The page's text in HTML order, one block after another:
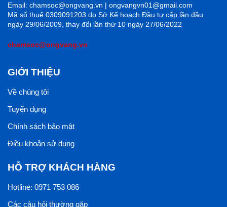
dùng để ốp lát. Đối với các công trình mang tính hiện
đại, sang trọng sẽ phù hợp các mẫu gạch vân đá, vân
gạch vân gỗ cho các công trình thiên hướng về tự nhiên,
5. Mua gạch ốp lát Prime ở đâu?
Hiện tại trên thị trường có rất nhiều nhà phân phối và
nhà cung cấp các sản phẩm gạch ốp lát của Prime ra thị
trường. Mỗi đơn vị sẽ chênh lệch nhau về giá chứ không
Tại đâyOng Vàng tự hào là nhà phân phối các sản
phẩm gạch ốp lát Prime với giá thành cạnh tranh nhất thị
Email: chamsoc@ongvang.vn | ongvangvn01@gmail.com
Mã số thuế 0309091203 do Sở Kế hoạch Đầu tư cấp lần đầu
ngày 29/06/2009, thay đổi lần thứ 10 ngày 27/06/2022
chamsoc@ongvang.vn
GIỚI THIỆU
Về chúng tôi
Tuyển dụng
Chính sách bảo mật
Điều khoản sử dụng
HỖ TRỢ KHÁCH HÀNG
Hotline: 0971 753 086
Các câu hỏi thường gặp